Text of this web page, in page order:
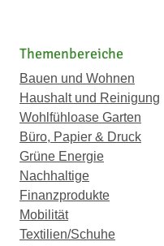
Themenbereiche
Bauen und Wohnen
Haushalt und Reinigung
Wohlfühloase Garten
Büro, Papier & Druck
Grüne Energie
Nachhaltige
Finanzprodukte
Mobilität
Textilien/Schuhe